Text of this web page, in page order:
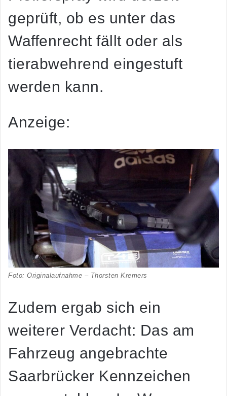
geprüft, ob es unter das
Waffenrecht fällt oder als
tierabwehrend eingestuft
werden kann.
Anzeige:
Foto: Originalaufnahme – Thorsten Kremers
Zudem ergab sich ein
weiterer Verdacht: Das am
Fahrzeug angebrachte
Saarbrücker Kennzeichen